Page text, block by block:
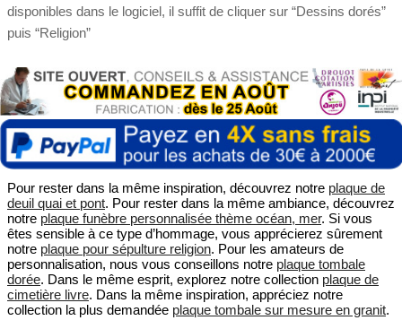
disponibles dans le logiciel, il suffit de cliquer sur “Dessins dorés”
puis “Religion”
Pour rester dans la même inspiration, découvrez notre plaque de
deuil quai et pont. Pour rester dans la même ambiance, découvrez
notre plaque funèbre personnalisée thème océan, mer. Si vous
êtes sensible à ce type d’hommage, vous apprécierez sûrement
notre plaque pour sépulture religion. Pour les amateurs de
personnalisation, nous vous conseillons notre plaque tombale
dorée. Dans le même esprit, explorez notre collection plaque de
cimetière livre. Dans la même inspiration, appréciez notre
collection la plus demandée plaque tombale sur mesure en granit.